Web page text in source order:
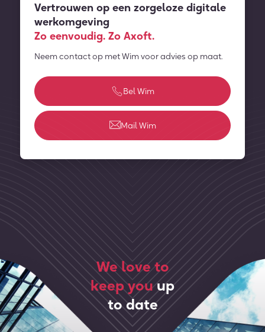
Vertrouwen op een zorgeloze digitale
werkomgeving
Zo eenvoudig. Zo Axoft.
Neem contact op met Wim voor advies op maat.
Bel Wim
Mail Wim
We love to
keep youup
to date